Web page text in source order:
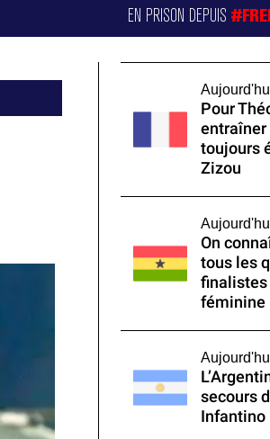
EN PRISON DEPUIS
Pour
entraîner
toujours
Zizou
On
tous les
finalistes
féminine
secours
Infantino